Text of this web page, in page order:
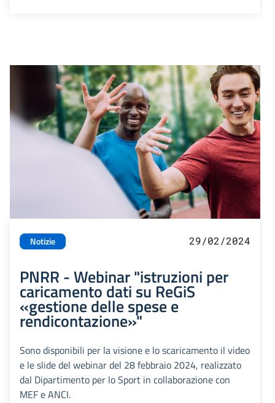
Notizie 29/02/2024
PNRR - Webinar "istruzioni per
caricamento dati su ReGiS
«gestione delle spese e
rendicontazione»"
Sono disponibili per la visione e lo scaricamento il video
e le slide del webinar del 28 febbraio 2024, realizzato
dal Dipartimento per lo Sport in collaborazione con
MEF e ANCI.